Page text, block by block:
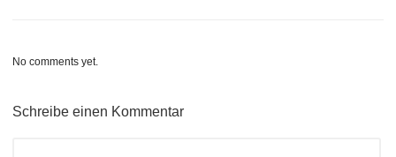
No comments yet.
Schreibe einen Kommentar